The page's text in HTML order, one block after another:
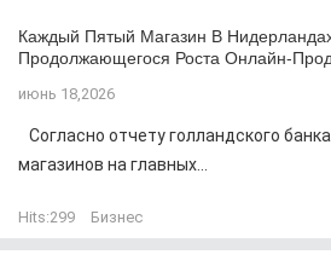
Каждый Пятый Магазин В
Продолжающегося Роста Онлайн-
июнь 18,2026
Согласно отчету голландского
магазинов на главных...
Hits:299 Бизнес